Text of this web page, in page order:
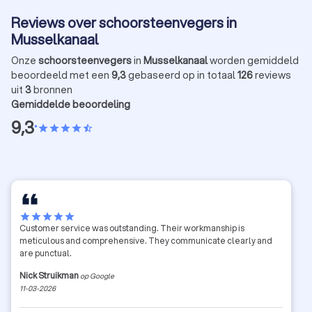
Reviews over schoorsteenvegers in
Musselkanaal
Onze schoorsteenvegersin Musselkanaalworden gemiddeld
beoordeeld met een 9,3gebaseerd op in totaal126reviews
uit 3bronnen
Gemiddelde beoordeling
9,3•starstarstarstarstar_half
starstarstarstarstar
Customer service was outstanding. Their workmanship is
meticulous and comprehensive. They communicate clearly and
are punctual.
Nick Struikman op Google
11-03-2026